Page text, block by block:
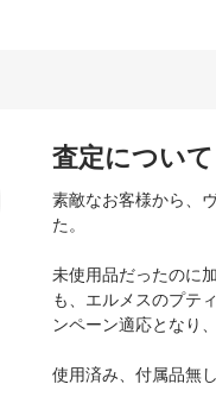
査定について
素敵なお客様から、
た。
未使用品だったのに
も、エルメスのプテ
ンペーン適応となり
使用済み、付属品無